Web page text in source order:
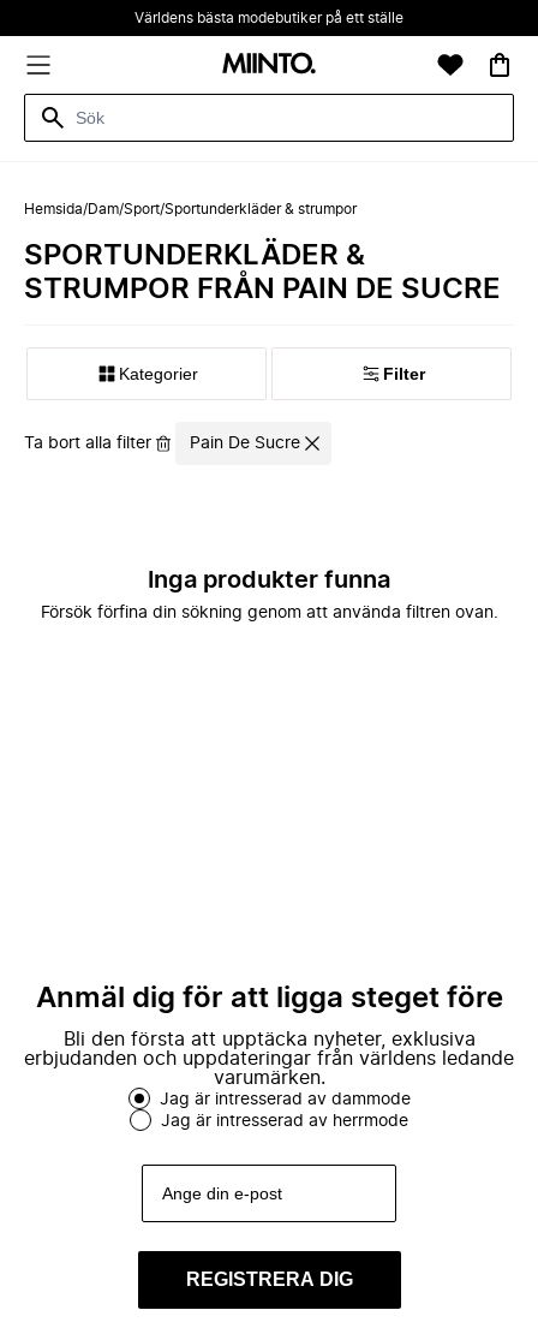
Världens bästa modebutiker på ett ställe
Hemsida/Dam/Sport/Sportunderkläder & strumpor
SPORTUNDERKLÄDER &
STRUMPOR FRÅN PAIN DE SUCRE
Kategorier Filter
Ta bort alla filter Pain De Sucre
Inga produkter funna
Försök förfina din sökning genom att använda filtren ovan.
Anmäl dig för att ligga steget före
Bli den första att upptäcka nyheter, exklusiva
erbjudanden och uppdateringar från världens ledande
varumärken.
Jag är intresserad av dammode
Jag är intresserad av herrmode
REGISTRERA DIG